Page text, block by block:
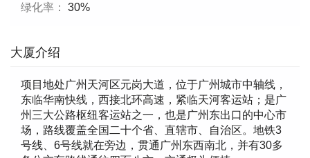
绿化率：
30%
大厦介绍
项目地处广州天河区元岗大道，位于广州城市中轴线，
东临华南快线，西接北环高速，紧临天河客运站；是广
州三大公路枢纽客运站之一，也是广州东出口的中心市
场，路线覆盖全国二十个省、直辖市、自治区。地铁3
号线、6号线就在旁边，贯通广州东西南北，并有30多